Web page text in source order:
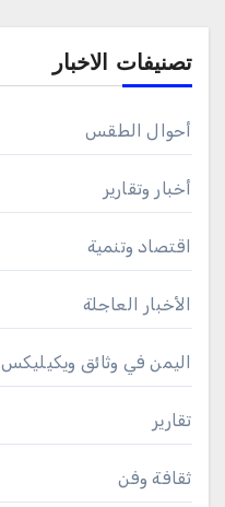
تصنيفات الاخبار
أحوال الطقس
أخبار وتقارير
اقتصاد وتنمية
الأخبار العاجلة
اليمن في وثائق ويكيليكس
تقارير
ثقافة وفن